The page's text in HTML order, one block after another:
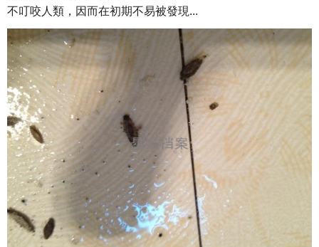
不叮咬人類，因而在初期不易被發現...